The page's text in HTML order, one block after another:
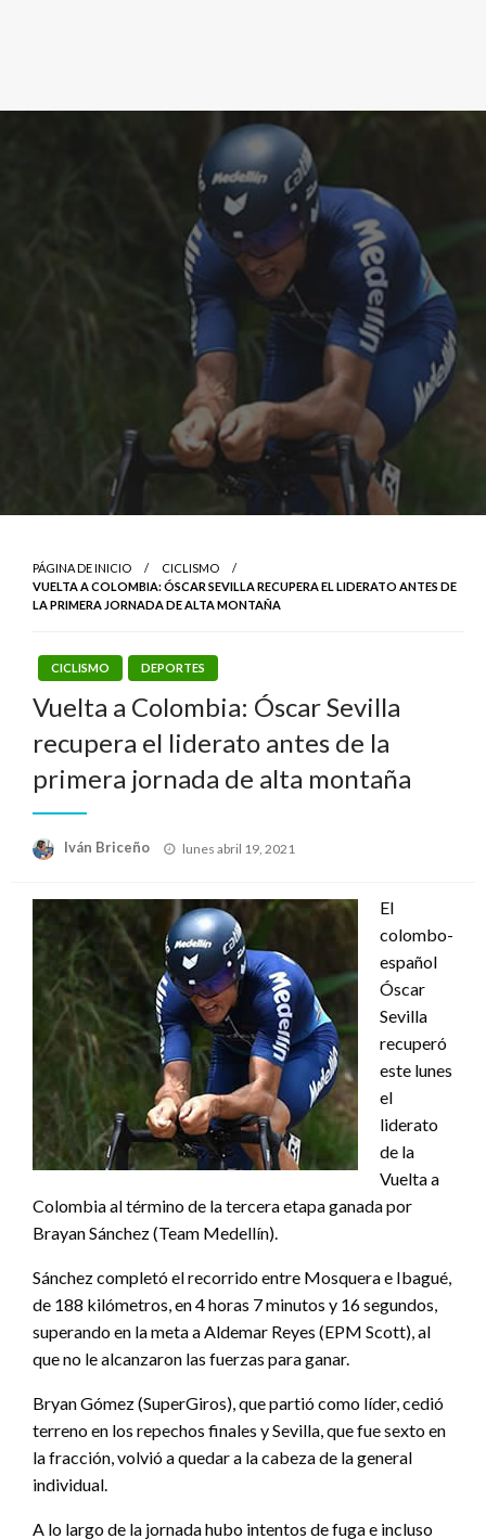
PÁGINA DE INICIO
CICLISMO
VUELTA A COLOMBIA: ÓSCAR SEVILLA RECUPERA EL LIDERATO ANTES DE
LA PRIMERA JORNADA DE ALTA MONTAÑA
CICLISMO DEPORTES
Vuelta a Colombia: Óscar Sevilla
recupera el liderato antes de la
primera jornada de alta montaña
Iván Briceño
Publicado
lunes abril 19, 2021
El
colombo-
español
Óscar
Sevilla
recuperó
este lunes
el
liderato
de la
Vuelta a
Colombia al término de la tercera etapa ganada por
Brayan Sánchez (Team Medellín).
Sánchez completó el recorrido entre Mosquera e Ibagué,
de 188 kilómetros, en 4 horas 7 minutos y 16 segundos,
superando en la meta a Aldemar Reyes (EPM Scott), al
que no le alcanzaron las fuerzas para ganar.
Bryan Gómez (SuperGiros), que partió como líder, cedió
terreno en los repechos finales y Sevilla, que fue sexto en
la fracción, volvió a quedar a la cabeza de la general
individual.
A lo largo de la jornada hubo intentos de fuga e incluso